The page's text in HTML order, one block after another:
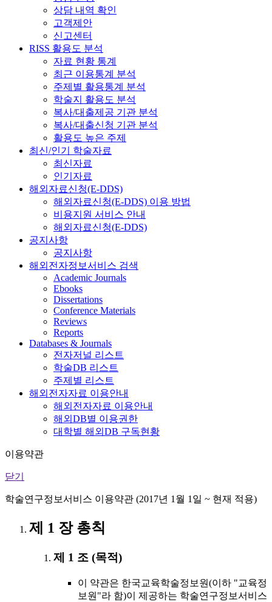
상담 내역 확인
고객제안
신고센터
RISS 활용도 분석
자료 현황 통계
최근 이용통계 분석
주제별 활용통계 분석
학술지 활용도 분석
복사/대출제공 기관 분석
복사/대출신청 기관 분석
활용도 높은 주제
최신/인기 학술자료
최신자료
인기자료
해외자료신청(E-DDS)
해외자료신청(E-DDS) 이용 방법
비용지원 서비스 안내
해외자료신청(E-DDS)
공지사항
공지사항
해외전자정보서비스 검색
Academic Journals
Ebooks
Dissertations
Conference Materials
Reviews
Reports
Databases & Journals
전자저널 리스트
학술DB 리스트
주제별 리스트
해외전자자료 이용안내
해외전자자료 이용안내
해외DB별 이용권한
대학별 해외DB 구독현황
이용약관
닫기
학술연구정보서비스 이용약관 (2017년 1월 1일 ~ 현재 적용)
제 1 장 총칙
제 1 조 (목적)
이 약관은 한국교육학술정보원(이하 "교육정
보원"라 함)이 제공하는 학술연구정보서비스